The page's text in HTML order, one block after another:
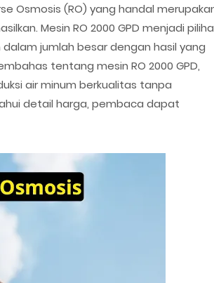
Osmosis (RO) yang handal
Mesin RO 2000 GPD menjadi
jumlah besar dengan hasil yang
tentang mesin RO 2000 GPD,
air minum berkualitas tanpa
detail harga, pembaca dapat